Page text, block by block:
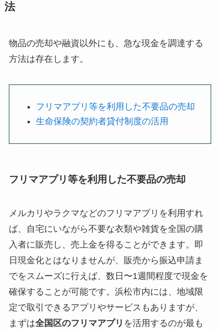
法
物品の売却や融資以外にも、急な現金を調達する
方法は存在します。
フリマアプリ等を利用した不要品の売却
生命保険の契約者貸付制度の活用
フリマアプリ等を利用した不要品の売却
メルカリやラクマなどのフリマアプリを利用すれ
ば、自宅にいながら不要な衣類や雑貨を全国の購
入者に販売し、売上金を得ることができます。即
日現金化とはなりませんが、販売から振込申請ま
でをスムーズに行えば、数日〜1週間程度で現金を
確保することが可能です。浜松市内には、地域限
定で取引できるアプリやサービスもありますが、
まずは全国区のフリマアプリ を活用するのが最も